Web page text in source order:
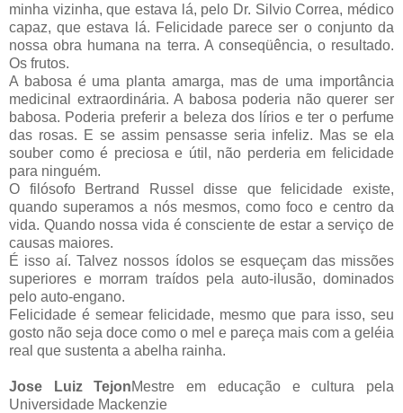
minha vizinha, que estava lá, pelo Dr. Silvio Correa, médico
capaz, que estava lá. Felicidade parece ser o conjunto da
nossa obra humana na terra. A conseqüência, o resultado.
Os frutos.
A babosa é uma planta amarga, mas de uma importância
medicinal extraordinária. A babosa poderia não querer ser
babosa. Poderia preferir a beleza dos lírios e ter o perfume
das rosas. E se assim pensasse seria infeliz. Mas se ela
souber como é preciosa e útil, não perderia em felicidade
para ninguém.
O filósofo Bertrand Russel disse que felicidade existe,
quando superamos a nós mesmos, como foco e centro da
vida. Quando nossa vida é consciente de estar a serviço de
causas maiores.
É isso aí. Talvez nossos ídolos se esqueçam das missões
superiores e morram traídos pela auto-ilusão, dominados
pelo auto-engano.
Felicidade é semear felicidade, mesmo que para isso, seu
gosto não seja doce como o mel e pareça mais com a geléia
real que sustenta a abelha rainha.
Jose Luiz TejonMestre em educação e cultura pela
Universidade Mackenzie